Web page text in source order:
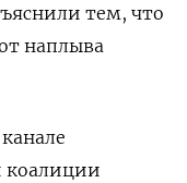
тем, что
наплыва
коалиции